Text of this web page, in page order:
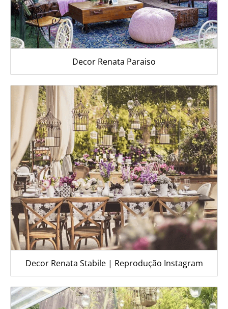
Decor Renata Paraiso
Decor Renata Stabile | Reprodução Instagram